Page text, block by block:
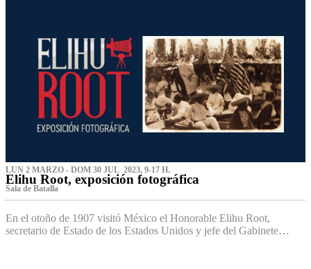
LUN 2 MARZO - DOM 30 JUL 2023, 9-17 H.
Elihu Root, exposición fotográfica
Sala de Batalla
En el otoño de 1907 visitó México el Honorable Elihu Root,
secretario de Estado de los Estados Unidos y jefe del Gabinete…